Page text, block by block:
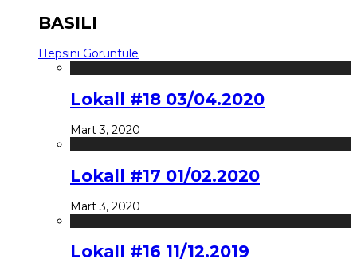
BASILI
Hepsini Görüntüle
Lokall #18 03/04.2020
Mart 3, 2020
Lokall #17 01/02.2020
Mart 3, 2020
Lokall #16 11/12.2019